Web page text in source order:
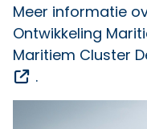
Meer informatie
Ontwikkeling
Maritiem Cluster
Opent een
.